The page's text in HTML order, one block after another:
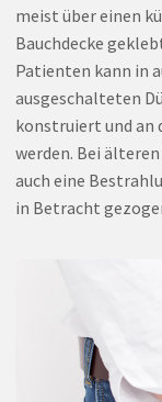
meist über einen
Bauchdecke
Patienten kann in
ausgeschalteten
konstruiert und an
werden. Bei
auch eine
in Betracht